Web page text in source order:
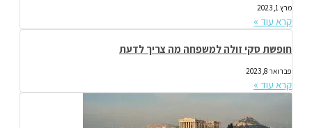
מרץ 1, 2023
קרא עוד »
חופשת סקי זולה למשפחה מה צריך לדעת
פברואר 8, 2023
קרא עוד »